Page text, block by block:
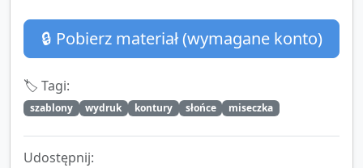
🔒 Pobierz materiał (wymagane konto)
🏷️ Tagi:
szablony wydruk kontury słońce miseczka
Udostępnij: